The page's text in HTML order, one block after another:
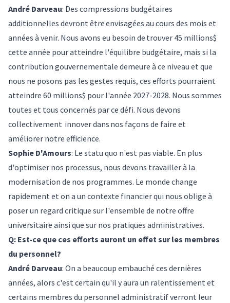
André Darveau: Des compressions budgétaires
additionnelles devront être envisagées au cours des mois et
années à venir. Nous avons eu besoin de trouver 45 millions$
cette année pour atteindre l'équilibre budgétaire, mais si la
contribution gouvernementale demeure à ce niveau et que
nous ne posons pas les gestes requis, ces efforts pourraient
atteindre 60 millions$ pour l'année 2027-2028. Nous sommes
toutes et tous concernés par ce défi. Nous devons
collectivement innover dans nos façons de faire et
améliorer notre efficience.
Sophie D'Amours: Le statu quo n'est pas viable. En plus
d'optimiser nos processus, nous devons travailler à la
modernisation de nos programmes. Le monde change
rapidement et on a un contexte financier qui nous oblige à
poser un regard critique sur l'ensemble de notre offre
universitaire ainsi que sur nos pratiques administratives.
Q: Est-ce que ces efforts auront un effet sur les membres
du personnel?
André Darveau: On a beaucoup embauché ces dernières
années, alors c'est certain qu'il y aura un ralentissement et
certains membres du personnel administratif verront leur